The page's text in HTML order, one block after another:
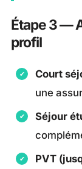
Étape 3 —
profil
Court
une
Séjour
PVT